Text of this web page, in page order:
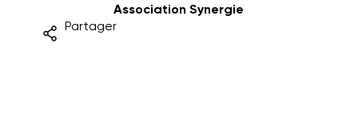
Association Synergie
Partager